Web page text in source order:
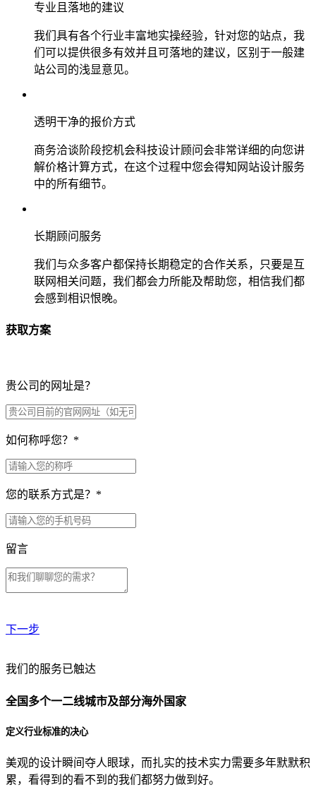
专业且落地的建议
我们具有各个行业丰富地实操经验，针对您的站点，我
们可以提供很多有效并且可落地的建议，区别于一般建
站公司的浅显意见。
透明干净的报价方式
商务洽谈阶段挖机会科技设计顾问会非常详细的向您讲
解价格计算方式，在这个过程中您会得知网站设计服务
中的所有细节。
长期顾问服务
我们与众多客户都保持长期稳定的合作关系，只要是互
联网相关问题，我们都会力所能及帮助您，相信我们都
会感到相识恨晚。
获取方案
贵公司的网址是？
如何称呼您？ *
您的联系方式是？ *
留言
下一步
贵公司预算范围是？
贵公司的团队规模是？
目前主要的营销渠道是？
我们的服务已触达
全国多个一二线城市及部分海外国家
定义行业标准的决心
美观的设计瞬间夺人眼球，而扎实的技术实力需要多年默默积
累，看得到的看不到的我们都努力做到好。